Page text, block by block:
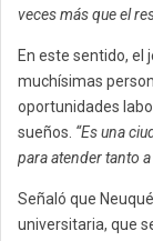
veces más que el
En este sentido,
muchísimas
oportunidades
sueños. “Es una
para atender tanto
Señaló que
universitaria, que